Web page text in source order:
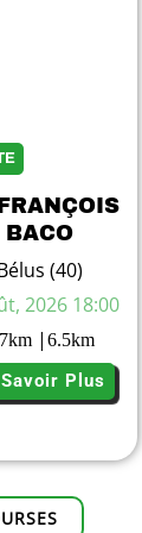
BACO
(40)
2026 18:00
km| 6.5km
Savoir Plus